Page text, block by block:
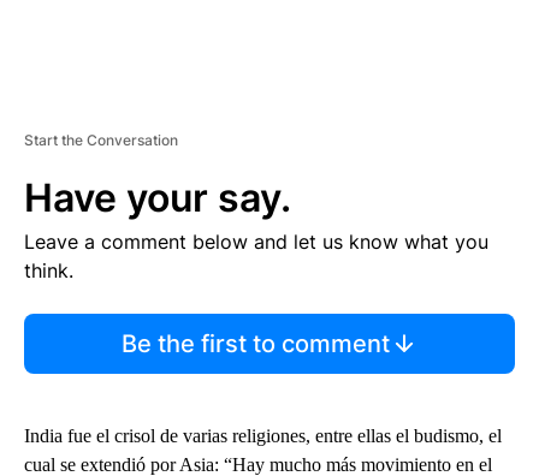
Start the Conversation
Have your say.
Leave a comment below and let us know what you
think.
Be the first to comment
India fue el crisol de varias religiones, entre ellas el budismo, el
cual se extendió por Asia: “Hay mucho más movimiento en el